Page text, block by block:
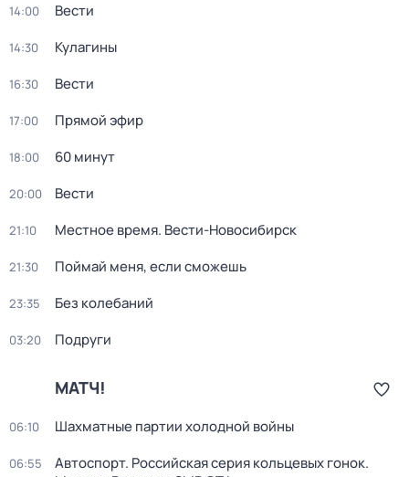
14:00 Вести
14:30 Кулагины
16:30 Вести
17:00 Прямой эфир
18:00 60 минут
20:00 Вести
21:10 Местное время. Вести-Новосибирск
21:30 Поймай меня, если сможешь
23:35 Без колебаний
03:20 Подруги
МАТЧ!
06:10 Шахматные партии холодной войны
06:55
Автоспорт. Российская серия кольцевых гонок.